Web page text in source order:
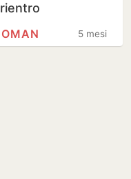
rientro
5 mesi
OMAN